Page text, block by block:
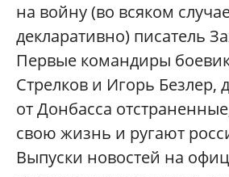
на войну (во всяком
декларативно) писатель
Первые командиры
Стрелков и Игорь Безлер,
от Донбасса
свою жизнь и ругают
Выпуски новостей на